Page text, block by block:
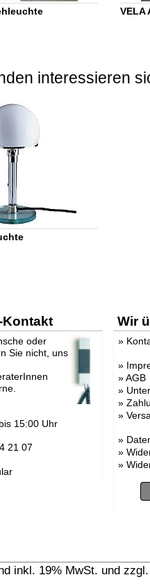
VELA
interessieren
Kontakt
oder
Sie nicht, uns
15:00 Uhr
21 07
Wir
»
»
»AGB
»
»
»
»
»
»
inkl. 19% MwSt. und